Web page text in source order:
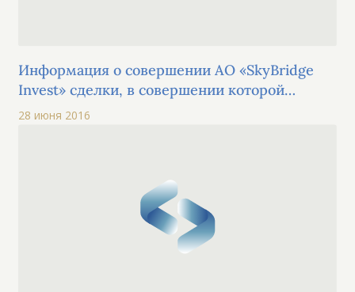
Информация о совершении АО «SkyBridge
Invest» сделки, в совершении которой
обществом имеется заинтересованность
28 июня 2016